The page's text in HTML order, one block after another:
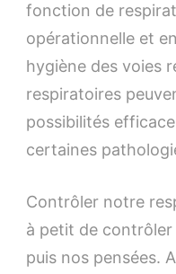
fonction de
opérationnelle et
hygiène des voies
respiratoires
possibilités
certaines
Contrôler notre
à petit de
puis nos pensées.